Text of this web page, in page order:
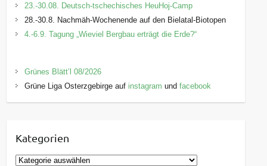
23.-30.08. Deutsch-tschechisches HeuHoj-Camp
28.-30.8. Nachmäh-Wochenende auf den Bielatal-Biotopen
4.-6.9. Tagung „Wieviel Bergbau erträgt die Erde?“
Grünes Blätt’l 08/2026
Grüne Liga Osterzgebirge auf instagram undfacebook
Kategorien
K